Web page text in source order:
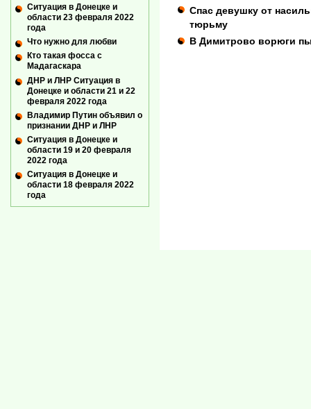
Спас девушку от
тюрьму
В Димитрово ворюги
Ситуация в Донецке и
области 23 февраля 2022
года
Что нужно для любви
Кто такая фосса с
Мадагаскара
ДНР и ЛНР Ситуация в
Донецке и области 21 и 22
февраля 2022 года
Владимир Путин объявил о
признании ДНР и ЛНР
Ситуация в Донецке и
области 19 и 20 февраля
2022 года
Ситуация в Донецке и
области 18 февраля 2022
года